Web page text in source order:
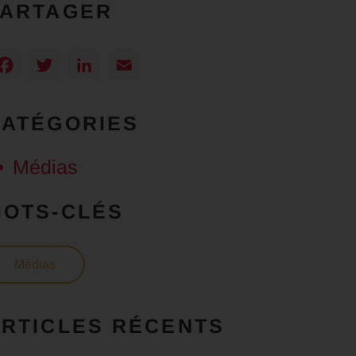
Facebook
TwitterLinkedIn
Médias
CLÉS
Médias
RÉCENTS